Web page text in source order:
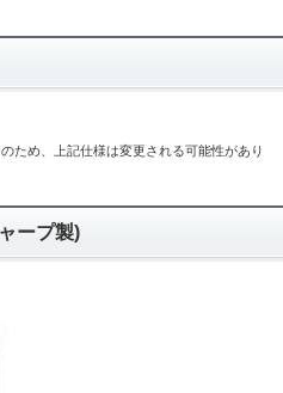
ため、上記仕様は変更される可能性があり
ープ製)